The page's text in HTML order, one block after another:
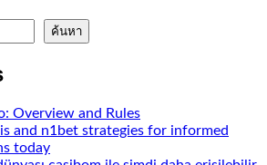
ค้นหา
Overview and Rules
and n1bet strategies for informed
today